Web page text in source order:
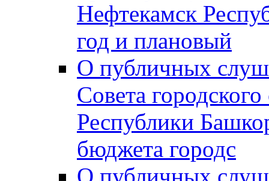
Нефтекамск
год и плановый
О публичных
Совета
Республики
бюджета городс